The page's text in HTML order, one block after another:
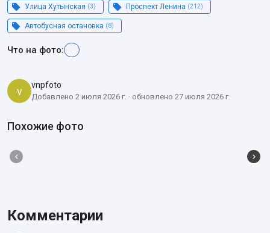
Улица Хутынская (3) Проспект Ленина (212)
Автобусная остановка (8)
Что на фото:
v vnpfoto
Добавлено 2 июля 2026 г. · обновлено 27 июля 2026 г.
Похожие фото
Комментарии